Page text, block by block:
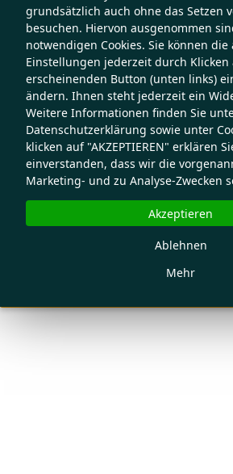
grundsätzlich auch ohne das Setzen
besuchen. Hiervon ausgenommen
notwendigen Cookies. Sie können die
Einstellungen jederzeit durch Klicken
erscheinenden Button (unten links)
ändern. Ihnen steht jederzeit ein
Weitere Informationen finden Sie
Datenschutzerklärung sowie unter
klicken auf "AKZEPTIEREN" erklären
einverstanden, dass wir die
Marketing- und zu Analyse-Zwecken
Mehr
Ablehnen
Akzeptieren